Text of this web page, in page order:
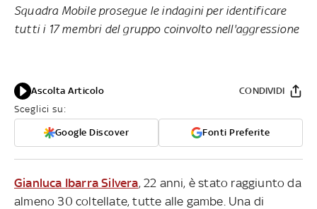
Squadra Mobile prosegue le indagini per identificare
tutti i 17 membri del gruppo coinvolto nell'aggressione
Ascolta Articolo
Sceglici su:
Google Discover Fonti Preferite
CONDIVIDI
Gianluca Ibarra Silvera, 22 anni, è stato raggiunto da
almeno 30 coltellate, tutte alle gambe. Una di